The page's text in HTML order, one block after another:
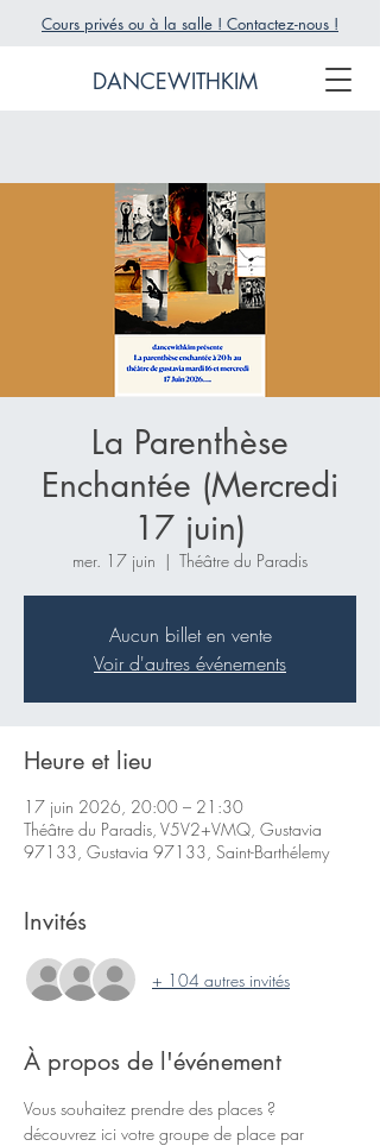
DANCEWITHKIM
Cours privés ou à la salle ! Contactez-nous !
La Parenthèse
Enchantée (Mercredi
17 juin)
mer. 17 juin
  |
Théâtre du Paradis
Aucun billet en vente
Voir d'autres événements
Heure et lieu
17 juin 2026, 20:00 – 21:30
Théâtre du Paradis, V5V2+VMQ, Gustavia
97133, Gustavia 97133, Saint-Barthélemy
Invités
+ 104 autres invités
À propos de l'événement
Vous souhaitez prendre des places ?
découvrez ici votre groupe de place par